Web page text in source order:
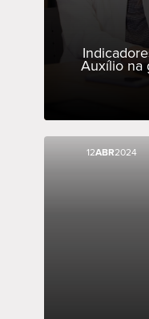
Auxílio na
12ABR2024
12ABR2024